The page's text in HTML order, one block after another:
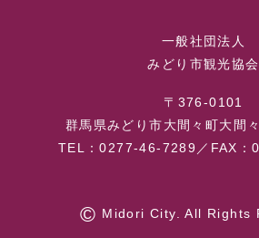
一般社団法人
みどり市観光協会
〒376-0101
群馬県みどり市大間々町大間
TEL：0277-46-7289／FAX：
© Midori City. All Rights